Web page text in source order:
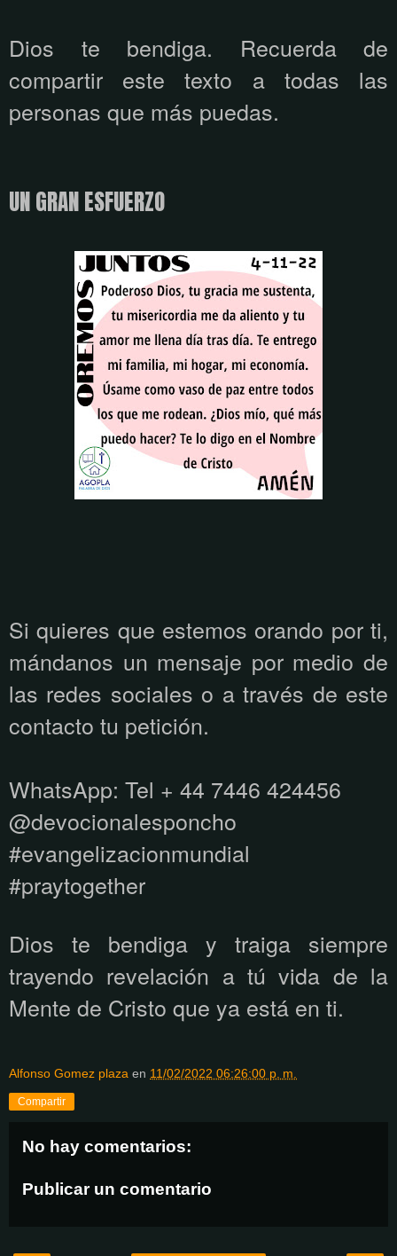
Dios te bendiga. Recuerda de
compartir este texto a todas las
personas que más puedas.
UN GRAN ESFUERZO
Si quieres que estemos orando por ti,
mándanos un mensaje por medio de
las redes sociales o a través de este
contacto tu petición.
WhatsApp: Tel + 44 7446 424456
@devocionalesponcho
#evangelizacionmundial
#praytogether
Dios te bendiga y traiga siempre
trayendo revelación a tú vida de la
Mente de Cristo que ya está en ti.
Alfonso Gomez plaza en 11/02/2022 06:26:00 p. m.
Compartir
No hay comentarios:
Publicar un comentario